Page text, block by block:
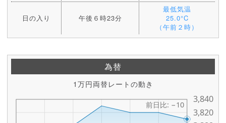
日の入り 午後６時23分
最低気温
25.0°C
（午前２時）
為替
1万円両替レートの動き